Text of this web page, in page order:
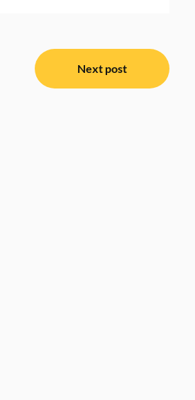
Next post